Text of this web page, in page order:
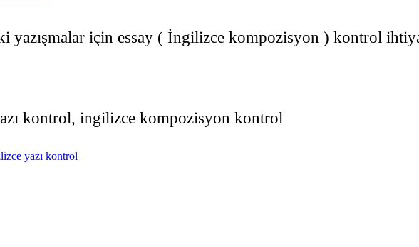
yazışmalar için essay ( İngilizce kompozisyon ) kontrol
kontrol, ingilizce kompozisyon kontrol
yazı kontrol